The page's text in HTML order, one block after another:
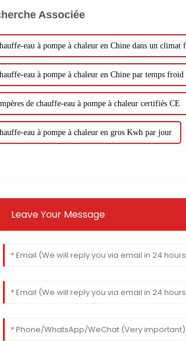
Associée
eau à pompe à chaleur en Chine dans un climat
eau à pompe à chaleur en Chine par temps froid
de chauffe-eau à pompe à chaleur certifiés CE
eau à pompe à chaleur en gros Kwh par jour
Leave Your Message